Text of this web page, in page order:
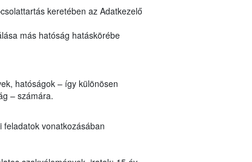
keretében az Adatkezelő
más hatóság hatáskörébe
hatóságok – így különösen
– számára.
vonatkozásában